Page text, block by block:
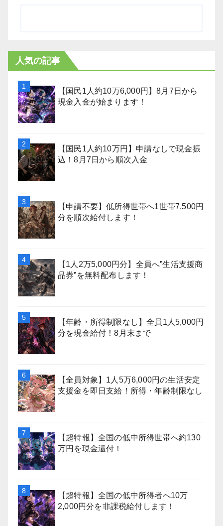
人気の記事
【国民1人約10万6,000円】8月7日から
現金入金が始まります！
【国民1人約10万円】申請なしで現金振
込！8月7日から順次入金
【申請不要】低所得世帯へ1世帯7,500円
分を順次給付します！
【1人2万5,000円分】全員へ”生活支援商
品券”を無料配布します！
【年齢・所得制限なし】全員1人5,000円
分を現金給付！8月末まで
【全員対象】1人5万6,000円の生活安定
支援金を即日支給！所得・年齢制限なし
【超特報】全国の低中所得世帯へ約130
万円を現金還付！
【超特報】全国の低中所得者へ10万
2,000円分を非課税給付します！